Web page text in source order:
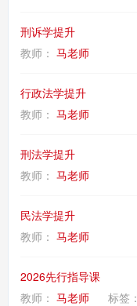
刑诉学提升
教师： 马老师
行政法学提升
教师： 马老师
刑法学提升
教师： 马老师
民法学提升
教师： 马老师
2026先行指导课
教师： 马老师 标签：